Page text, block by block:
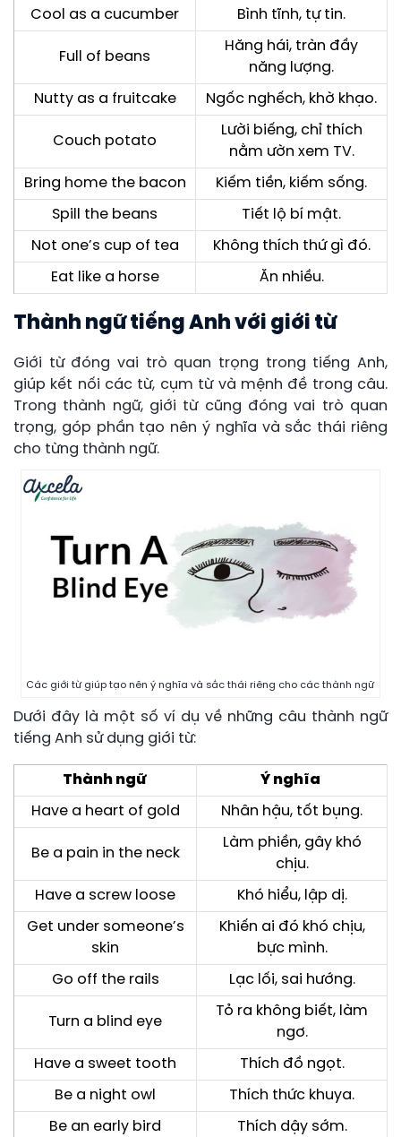
Cool as a cucumber Bình tĩnh, tự tin.
Full of beans
Hăng hái, tràn đầy
năng lượng.
Nutty as a fruitcake Ngốc nghếch, khờ khạo.
Couch potato
Lười biếng, chỉ thích
nằm ườn xem TV.
Bring home the bacon Kiếm tiền, kiếm sống.
Spill the beans Tiết lộ bí mật.
Not one’s cup of tea Không thích thứ gì đó.
Eat like a horse Ăn nhiều.
Thành ngữ tiếng Anh với giới từ
Giới từ đóng vai trò quan trọng trong tiếng Anh,
giúp kết nối các từ, cụm từ và mệnh đề trong câu.
Trong thành ngữ, giới từ cũng đóng vai trò quan
trọng, góp phần tạo nên ý nghĩa và sắc thái riêng
cho từng thành ngữ.
Các giới từ giúp tạo nên ý nghĩa và sắc thái riêng cho các thành ngữ
Dưới đây là một số ví dụ về những câu thành ngữ
tiếng Anh sử dụng giới từ:
Thành ngữ Ý nghĩa
Have a heart of gold Nhân hậu, tốt bụng.
Be a pain in the neck
Làm phiền, gây khó
chịu.
Have a screw loose Khó hiểu, lập dị.
Get under someone’s
skin
Khiến ai đó khó chịu,
bực mình.
Go off the rails Lạc lối, sai hướng.
Turn a blind eye
Tỏ ra không biết, làm
ngơ.
Have a sweet tooth Thích đồ ngọt.
Be a night owl Thích thức khuya.
Be an early bird Thích dậy sớm.